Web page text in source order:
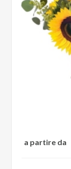
a partire da